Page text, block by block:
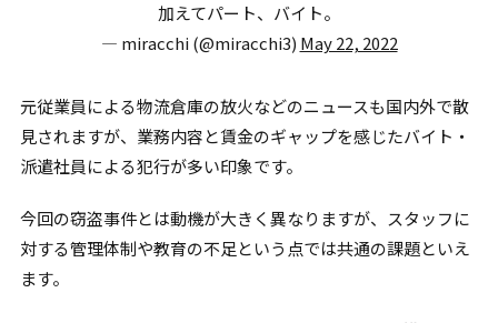
加えてパート、バイト。
— miracchi (@miracchi3) May 22, 2022
元従業員による物流倉庫の放火などのニュースも国内外で散
見されますが、業務内容と賃金のギャップを感じたバイト・
派遣社員による犯行が多い印象です。
今回の窃盗事件とは動機が大きく異なりますが、スタッフに
対する管理体制や教育の不足という点では共通の課題といえ
ます。